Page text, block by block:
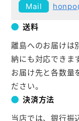
送料
離島へのお届けは
納にも対応できま
お届け先と各数量
ださい。
決済方法
当店では、銀行振